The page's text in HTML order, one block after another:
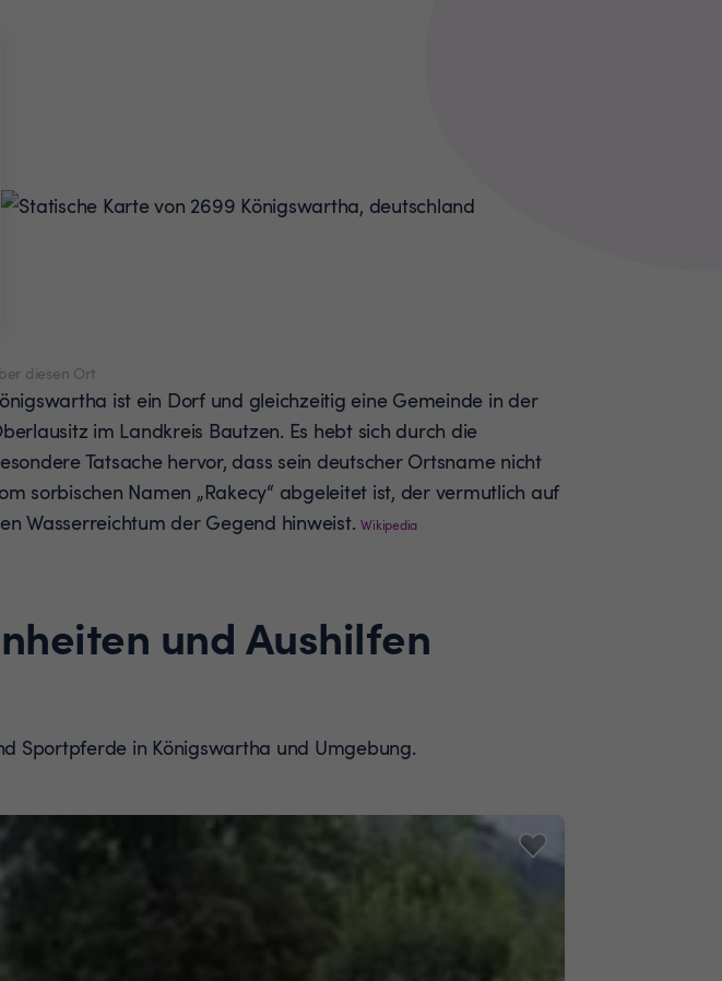
diesen Ort
ist ein Dorf und gleichzeitig eine Gemeinde in der
im Landkreis Bautzen. Es hebt sich durch die
Tatsache hervor, dass sein deutscher Ortsname nicht
sorbischen Namen „Rakecy“ abgeleitet ist, der vermutlich auf
Wasserreichtum der Gegend hinweist. Wikipedia
und Aushilfen
Sportpferde in Königswartha und Umgebung.